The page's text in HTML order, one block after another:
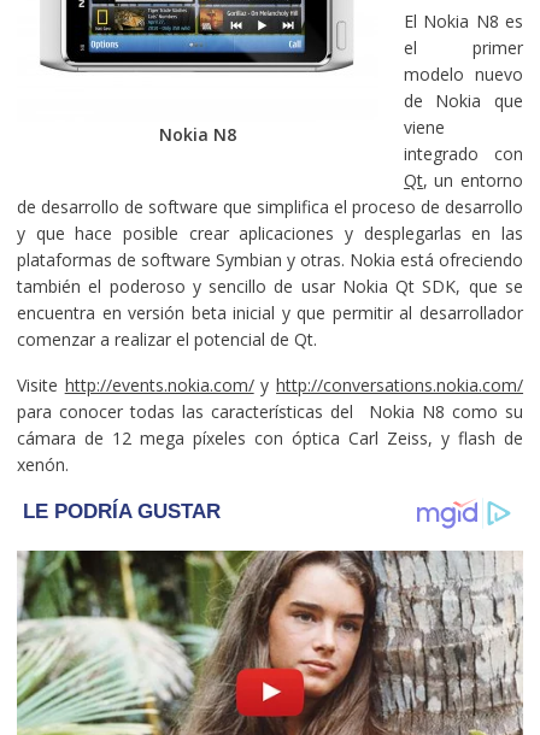
Nokia N8
El Nokia N8 es
el primer
modelo nuevo
de Nokia que
viene
integrado con
Qt, un entorno
de desarrollo de software que simplifica el proceso de desarrollo
y que hace posible crear aplicaciones y desplegarlas en las
plataformas de software Symbian y otras. Nokia está ofreciendo
también el poderoso y sencillo de usar Nokia Qt SDK, que se
encuentra en versión beta inicial y que permitir al desarrollador
comenzar a realizar el potencial de Qt.
Visite http://events.nokia.com/yhttp://conversations.nokia.com/
para conocer todas las características del Nokia N8 como su
cámara de 12 mega píxeles con óptica Carl Zeiss, y flash de
xenón.